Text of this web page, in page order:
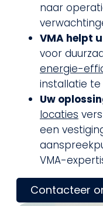
naar
VMA helpt
voor
energie-
installatie
Uw
locaties
een
VMA-
Contacteer